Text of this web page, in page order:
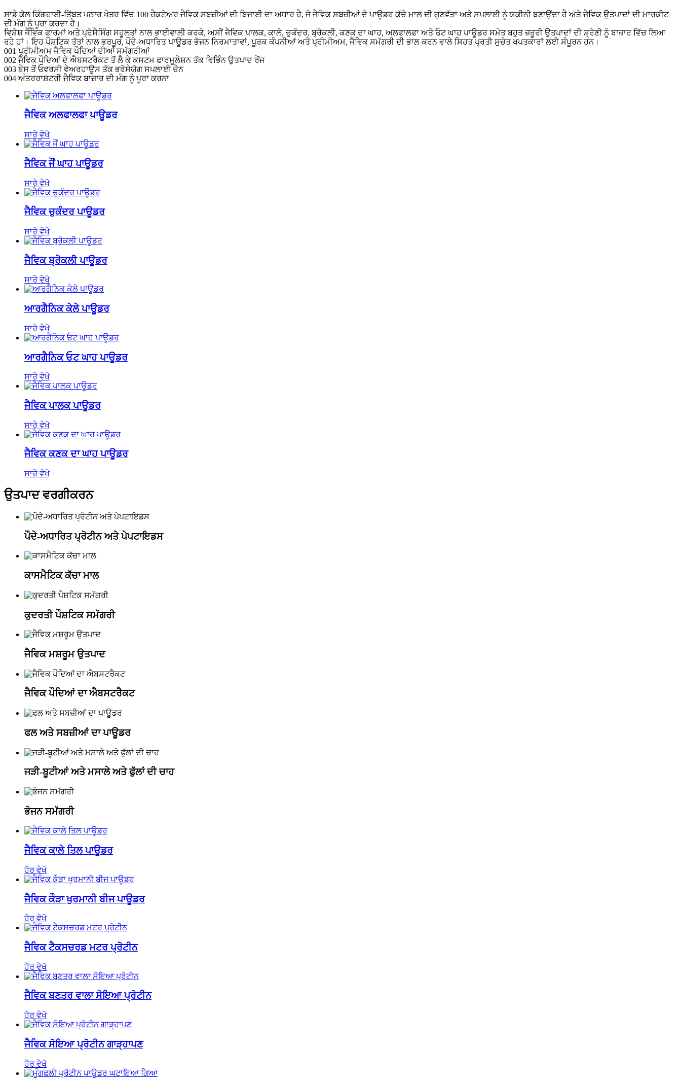
ਸਾਡੇ ਕੋਲ ਕਿੰਗਹਾਈ-ਤਿੱਬਤ ਪਠਾਰ ਖੇਤਰ ਵਿੱਚ 100 ਹੈਕਟੇਅਰ ਜੈਵਿਕ ਸਬਜ਼ੀਆਂ ਦੀ ਬਿਜਾਈ ਦਾ ਅਧਾਰ ਹੈ, ਜੋ ਜੈਵਿਕ ਸਬਜ਼ੀਆਂ ਦੇ ਪਾਊਡਰ ਕੱਚੇ ਮਾਲ ਦੀ ਗੁਣਵੱਤਾ ਅਤੇ ਸਪਲਾਈ ਨੂੰ ਯਕੀਨੀ ਬਣਾਉਂਦਾ ਹੈ ਅਤੇ ਜੈਵਿਕ ਉਤਪਾਦਾਂ ਦੀ ਮਾਰਕੀਟ
ਦੀ ਮੰਗ ਨੂੰ ਪੂਰਾ ਕਰਦਾ ਹੈ।
ਵਿਸ਼ੇਸ਼ ਜੈਵਿਕ ਫਾਰਮਾਂ ਅਤੇ ਪ੍ਰੋਸੈਸਿੰਗ ਸਹੂਲਤਾਂ ਨਾਲ ਭਾਈਵਾਲੀ ਕਰਕੇ, ਅਸੀਂ ਜੈਵਿਕ ਪਾਲਕ, ਕਾਲੇ, ਚੁਕੰਦਰ, ਬ੍ਰੋਕਲੀ, ਕਣਕ ਦਾ ਘਾਹ, ਅਲਫਾਲਫਾ ਅਤੇ ਓਟ ਘਾਹ ਪਾਊਡਰ ਸਮੇਤ ਬਹੁਤ ਜ਼ਰੂਰੀ ਉਤਪਾਦਾਂ ਦੀ ਸ਼੍ਰੇਣੀ ਨੂੰ ਬਾਜ਼ਾਰ ਵਿੱਚ ਲਿਆ
ਰਹੇ ਹਾਂ। ਇਹ ਪੌਸ਼ਟਿਕ ਤੱਤਾਂ ਨਾਲ ਭਰਪੂਰ, ਪੌਦੇ-ਅਧਾਰਿਤ ਪਾਊਡਰ ਭੋਜਨ ਨਿਰਮਾਤਾਵਾਂ, ਪੂਰਕ ਕੰਪਨੀਆਂ ਅਤੇ ਪ੍ਰੀਮੀਅਮ, ਜੈਵਿਕ ਸਮੱਗਰੀ ਦੀ ਭਾਲ ਕਰਨ ਵਾਲੇ ਸਿਹਤ ਪ੍ਰਤੀ ਸੁਚੇਤ ਖਪਤਕਾਰਾਂ ਲਈ ਸੰਪੂਰਨ ਹਨ।
001 ਪ੍ਰੀਮੀਅਮ ਜੈਵਿਕ ਪੌਦਿਆਂ ਦੀਆਂ ਸਮੱਗਰੀਆਂ
002 ਜੈਵਿਕ ਪੌਦਿਆਂ ਦੇ ਐਬਸਟਰੈਕਟ ਤੋਂ ਲੈ ਕੇ ਕਸਟਮ ਫਾਰਮੂਲੇਸ਼ਨ ਤੱਕ ਵਿਭਿੰਨ ਉਤਪਾਦ ਰੇਂਜ
003 ਬੇਸ ਤੋਂ ਓਵਰਸੀ ਵੇਅਰਹਾਊਸ ਤੱਕ ਭਰੋਸੇਯੋਗ ਸਪਲਾਈ ਚੇਨ
004 ਅੰਤਰਰਾਸ਼ਟਰੀ ਜੈਵਿਕ ਬਾਜ਼ਾਰ ਦੀ ਮੰਗ ਨੂੰ ਪੂਰਾ ਕਰਨਾ
ਜੈਵਿਕ ਅਲਫਾਲਫਾ ਪਾਊਡਰ
ਸਾਰੇ ਵੇਖੋ
ਜੈਵਿਕ ਜੌਂ ਘਾਹ ਪਾਊਡਰ
ਸਾਰੇ ਵੇਖੋ
ਜੈਵਿਕ ਚੁਕੰਦਰ ਪਾਊਡਰ
ਸਾਰੇ ਵੇਖੋ
ਜੈਵਿਕ ਬ੍ਰੋਕਲੀ ਪਾਊਡਰ
ਸਾਰੇ ਵੇਖੋ
ਆਰਗੈਨਿਕ ਕੇਲੇ ਪਾਊਡਰ
ਸਾਰੇ ਵੇਖੋ
ਆਰਗੈਨਿਕ ਓਟ ਘਾਹ ਪਾਊਡਰ
ਸਾਰੇ ਵੇਖੋ
ਜੈਵਿਕ ਪਾਲਕ ਪਾਊਡਰ
ਸਾਰੇ ਵੇਖੋ
ਜੈਵਿਕ ਕਣਕ ਦਾ ਘਾਹ ਪਾਊਡਰ
ਸਾਰੇ ਵੇਖੋ
ਉਤਪਾਦ ਵਰਗੀਕਰਨ
ਪੌਦੇ-ਅਧਾਰਿਤ ਪ੍ਰੋਟੀਨ ਅਤੇ ਪੇਪਟਾਇਡਸ
ਕਾਸਮੈਟਿਕ ਕੱਚਾ ਮਾਲ
ਕੁਦਰਤੀ ਪੌਸ਼ਟਿਕ ਸਮੱਗਰੀ
ਜੈਵਿਕ ਮਸ਼ਰੂਮ ਉਤਪਾਦ
ਜੈਵਿਕ ਪੌਦਿਆਂ ਦਾ ਐਬਸਟਰੈਕਟ
ਫਲ ਅਤੇ ਸਬਜ਼ੀਆਂ ਦਾ ਪਾਊਡਰ
ਜੜੀ-ਬੂਟੀਆਂ ਅਤੇ ਮਸਾਲੇ ਅਤੇ ਫੁੱਲਾਂ ਦੀ ਚਾਹ
ਭੋਜਨ ਸਮੱਗਰੀ
ਜੈਵਿਕ ਕਾਲੇ ਤਿਲ ਪਾਊਡਰ
ਹੋਰ ਵੇਖੋ
ਜੈਵਿਕ ਕੌੜਾ ਖੁਰਮਾਨੀ ਬੀਜ ਪਾਊਡਰ
ਹੋਰ ਵੇਖੋ
ਜੈਵਿਕ ਟੈਕਸਚਰਡ ਮਟਰ ਪ੍ਰੋਟੀਨ
ਹੋਰ ਵੇਖੋ
ਜੈਵਿਕ ਬਣਤਰ ਵਾਲਾ ਸੋਇਆ ਪ੍ਰੋਟੀਨ
ਹੋਰ ਵੇਖੋ
ਜੈਵਿਕ ਸੋਇਆ ਪ੍ਰੋਟੀਨ ਗਾੜ੍ਹਾਪਣ
ਹੋਰ ਵੇਖੋ